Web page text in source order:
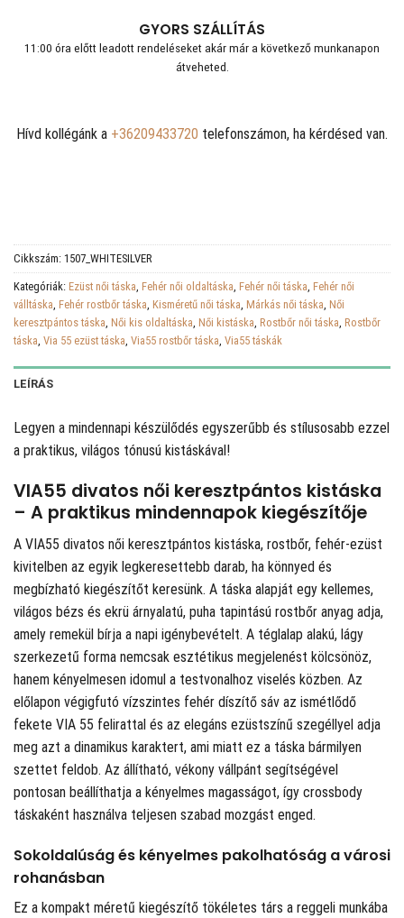
GYORS SZÁLLÍTÁS
11:00 óra előtt leadott rendeléseket akár már a következő munkanapon
átveheted.
Hívd kollégánk a +36209433720 telefonszámon, ha kérdésed van.
Cikkszám: 1507_WHITESILVER
Kategóriák: Ezüst női táska, Fehér női oldaltáska, Fehér női táska, Fehér női
válltáska, Fehér rostbőr táska, Kisméretű női táska, Márkás női táska, Női
keresztpántos táska, Női kis oldaltáska, Női kistáska, Rostbőr női táska, Rostbőr
táska, Via 55 ezüst táska, Via55 rostbőr táska, Via55 táskák
LEÍRÁS
Legyen a mindennapi készülődés egyszerűbb és stílusosabb ezzel
a praktikus, világos tónusú kistáskával!
VIA55 divatos női keresztpántos kistáska
– A praktikus mindennapok kiegészítője
A VIA55 divatos női keresztpántos kistáska, rostbőr, fehér-ezüst
kivitelben az egyik legkeresettebb darab, ha könnyed és
megbízható kiegészítőt keresünk. A táska alapját egy kellemes,
világos bézs és ekrü árnyalatú, puha tapintású rostbőr anyag adja,
amely remekül bírja a napi igénybevételt. A téglalap alakú, lágy
szerkezetű forma nemcsak esztétikus megjelenést kölcsönöz,
hanem kényelmesen idomul a testvonalhoz viselés közben. Az
előlapon végigfutó vízszintes fehér díszítő sáv az ismétlődő
fekete VIA 55 felirattal és az elegáns ezüstszínű szegéllyel adja
meg azt a dinamikus karaktert, ami miatt ez a táska bármilyen
szettet feldob. Az állítható, vékony vállpánt segítségével
pontosan beállíthatja a kényelmes magasságot, így crossbody
táskaként használva teljesen szabad mozgást enged.
Sokoldalúság és kényelmes pakolhatóság a városi
rohanásban
Ez a kompakt méretű kiegészítő tökéletes társ a reggeli munkába